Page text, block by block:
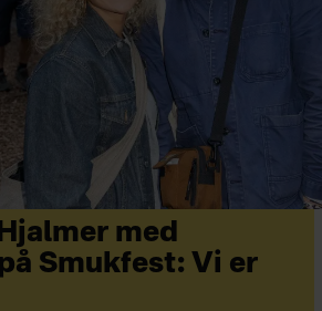
med
Smukfest: Vi er